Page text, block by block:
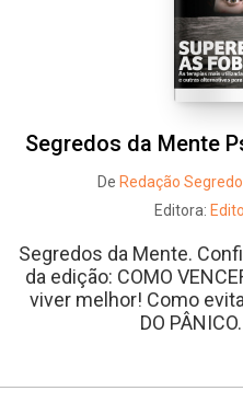
Segredos da Mente
De Redação
Editora:
Segredos da Mente.
da edição: COMO
viver melhor! Como
DO